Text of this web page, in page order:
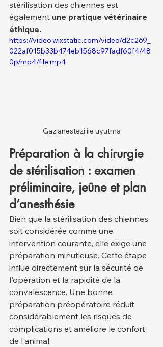
stérilisation des chiennes est
également une pratique vétérinaire
éthique.
https://video.wixstatic.com/video/d2c269_
022af015b33b474eb1568c97fadf60f4/48
0p/mp4/file.mp4
Gaz anestezi ile uyutma
Préparation à la chirurgie
de stérilisation : examen
préliminaire, jeûne et plan
d’anesthésie
Bien que la stérilisation des chiennes
soit considérée comme une
intervention courante, elle exige une
préparation minutieuse. Cette étape
influe directement sur la sécurité de
l'opération et la rapidité de la
convalescence. Une bonne
préparation préopératoire réduit
considérablement les risques de
complications et améliore le confort
de l'animal.